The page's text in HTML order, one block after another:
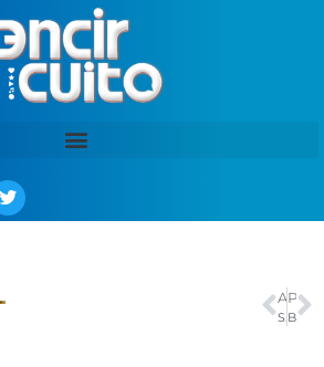
ANTERIOR
Seleção brasileira se apresenta na Granja Comary para a Copa do Mundo
PRÓXIMO
Brasileirão Feminino Sub-20: TV Brasil transmite Flamengo X São Paulo